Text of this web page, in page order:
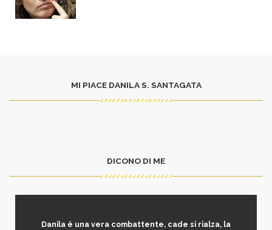
MI PIACE DANILA S. SANTAGATA
DICONO DI ME
Danila è una vera combattente, cade si rialza, la